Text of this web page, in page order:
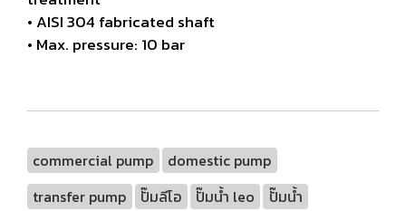
• AISI 304 fabricated shaft
• Max. pressure: 10 bar
commercial pump
domestic pump
transfer pump
ปั๊มลีโอ ปั๊มน้ำ leo
ปั๊มน้ำ